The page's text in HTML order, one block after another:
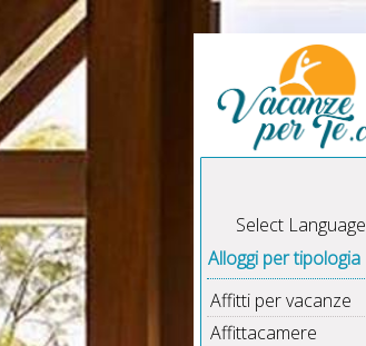
Select Language
Alloggi per tipologia
Affitti per vacanze
Affittacamere